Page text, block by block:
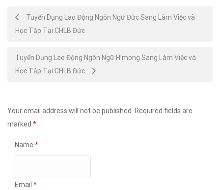
Post
navigation
Tuyển Dụng Lao Động Ngôn Ngữ Đức Sang Làm Việc và
Học Tập Tại CHLB Đức
Tuyển Dụng Lao Động Ngôn Ngữ H’mong Sang Làm Việc và
Học Tập Tại CHLB Đức
Your email address will not be published.
Required fields are
marked *
Name *
Email *